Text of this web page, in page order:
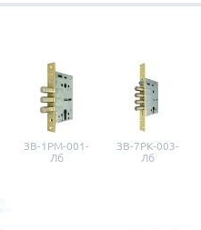
ЗВ-1РМ-001-
Лб
ЗВ-7РК-003-
Лб